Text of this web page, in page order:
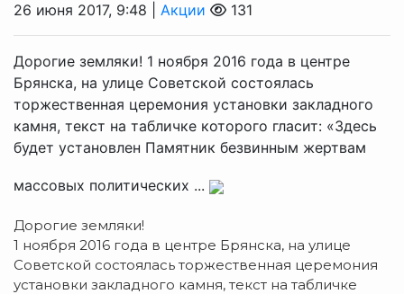
26 июня 2017, 9:48 | Акции 131
Дорогие земляки! 1 ноября 2016 года в центре
Брянска, на улице Советской состоялась
торжественная церемония установки закладного
камня, текст на табличке которого гласит: «Здесь
будет установлен Памятник безвинным жертвам
массовых политических ...
Дорогие земляки!
1 ноября 2016 года в центре Брянска, на улице
Советской состоялась торжественная церемония
установки закладного камня, текст на табличке